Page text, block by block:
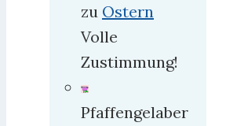
Leuten
mehr
zu Ostern
Volle
Zustimmung!
Pfaffengelaber